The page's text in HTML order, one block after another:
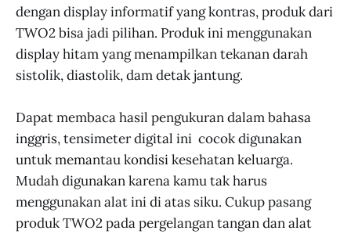
dengan display informatif yang kontras, produk dari
TWO2 bisa jadi pilihan. Produk ini menggunakan
display hitam yang menampilkan tekanan darah
sistolik, diastolik, dam detak jantung.
Dapat membaca hasil pengukuran dalam bahasa
inggris, tensimeter digital ini cocok digunakan
untuk memantau kondisi kesehatan keluarga.
Mudah digunakan karena kamu tak harus
menggunakan alat ini di atas siku. Cukup pasang
produk TWO2 pada pergelangan tangan dan alat